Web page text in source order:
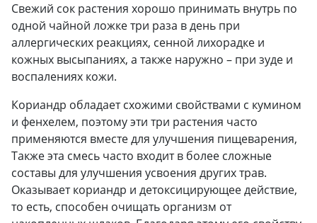
Свежий сок растения хорошо принимать внутрь по
одной чайной ложке три раза в день при
аллергических реакциях, сенной лихорадке и
кожных высыпаниях, а также наружно – при зуде и
воспалениях кожи.
Кориандр обладает схожими свойствами с кумином
и фенхелем, поэтому эти три растения часто
применяются вместе для улучшения пищеварения,
Также эта смесь часто входит в более сложные
составы для улучшения усвоения других трав.
Оказывает кориандр и детоксицирующее действие,
то есть, способен очищать организм от